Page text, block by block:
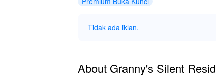
Tidak ada iklan.
About Granny's Silent